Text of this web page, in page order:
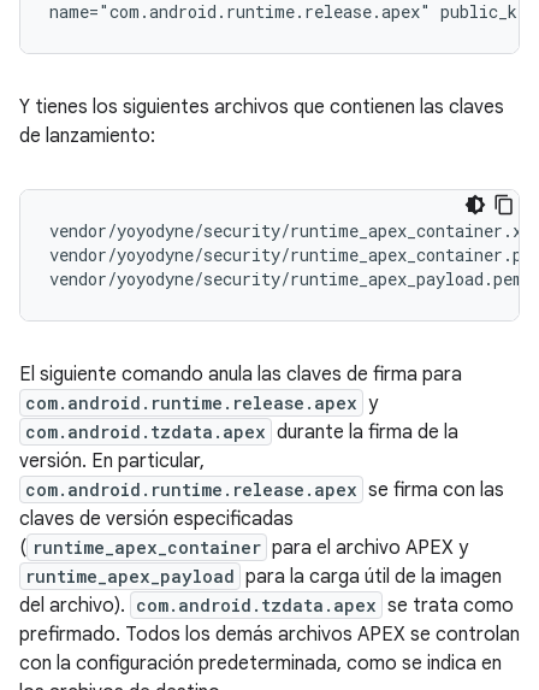
Y tienes los siguientes archivos que contienen las claves
de lanzamiento:
vendor/yoyodyne/security/
vendor/yoyodyne/security/
El siguiente comando anula las claves de firma para
com.android.runtime.release.apex y
com.android.tzdata.apex durante la firma de la
versión. En particular,
com.android.runtime.release.apex se firma con las
claves de versión especificadas
( runtime_apex_container para el archivo APEX y
runtime_apex_payload para la carga útil de la imagen
del archivo). com.android.tzdata.apex se trata como
prefirmado. Todos los demás archivos APEX se controlan
con la configuración predeterminada, como se indica en